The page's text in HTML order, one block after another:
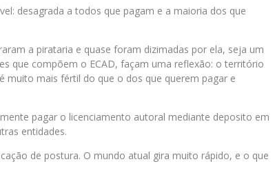
desagrada a todos que pagam e a maioria dos que
a pirataria e quase foram dizimadas por ela, seja um
que compõem o ECAD, façam uma reflexão: o território
muito mais fértil do que o dos que querem pagar e
pagar o licenciamento autoral mediante deposito em
entidades.
de postura. O mundo atual gira muito rápido, e o que